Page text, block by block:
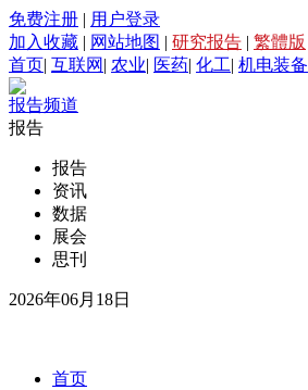
免费注册 | 用户登录
加入收藏 | 网站地图 | 研究报告 | 繁體版
首页| 互联网 | 农业| 医药| 化工| 机电装备
报告频道
报告
报告
资讯
数据
展会
思刊
2026年06月18日
首页